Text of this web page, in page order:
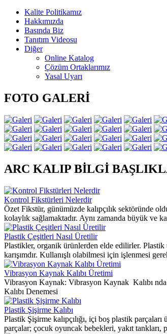
Kalite Politikamız
Hakkımızda
Basında Biz
Tanıtım Videosu
Diğer
Online Katalog
Çözüm Ortaklarımız
Yasal Uyarı
FOTO GALERİ
ARC KALIP BİLGİ
Kontrol Fikstürleri Nelerdir
Özet Fikstür, günümüzde kalıpçılık sektöründe
kolaylık sağlamaktadır. Aynı zamanda büyük ve
Plastik Çeşitleri Nasıl Üretilir
Plastikler, organik ürünlerden elde edilirler.
karışımdır. Kullanışlı olabilmesi için işlenmesi
Vibrasyon Kaynak Kalıbı Üretimi
Vibrasyon Kaynak: Vibrasyon Kaynak Kalıbı
Kalıbı Denemesi
Plastik Şişirme Kalıbı
Plastik Şişirme kalıpçılığı, içi boş plastik
parçalar; çocuk oyuncak bebekleri, yakıt tankları,